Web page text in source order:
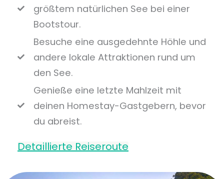
größtem natürlichen See bei einer
Bootstour.
Besuche eine ausgedehnte Höhle und
andere lokale Attraktionen rund um
den See.
Genieße eine letzte Mahlzeit mit
deinen Homestay-Gastgebern, bevor
du abreist.
Detaillierte Reiseroute